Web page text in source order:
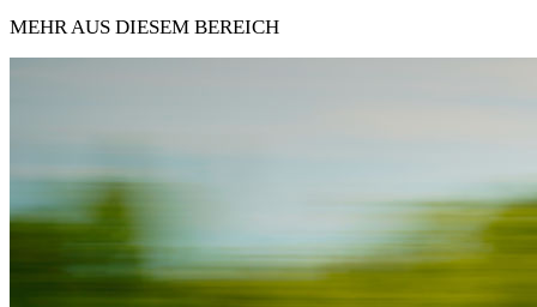
MEHR AUS DIESEM BEREICH